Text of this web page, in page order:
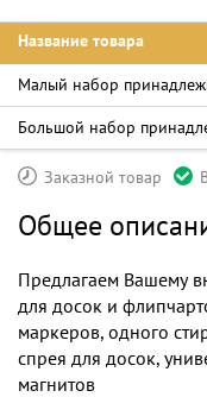
Название товара
Малый набор
Большой набор
Заказной товар
Общее
Предлагаем Вашему
для досок и
маркеров, одного
спрея для досок,
магнитов